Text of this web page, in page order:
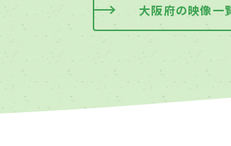
大阪府の映像一